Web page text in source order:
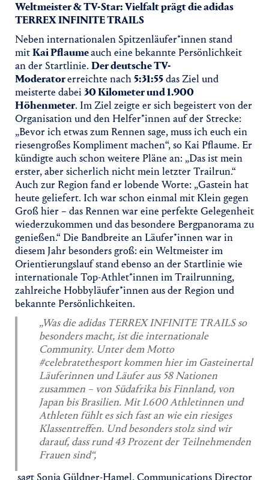
Weltmeister & TV-Star: Vielfalt prägt die adidas
TERREX INFINITE TRAILS
Neben internationalen Spitzenläufer*innen stand
mitKai Pflaumeauch eine bekannte Persönlichkeit
an der Startlinie. Der deutsche TV-
Moderatorerreichte nach5:31:55das Ziel und
meisterte dabei30 Kilometer und 1.900
Höhenmeter. Im Ziel zeigte er sich begeistert von der
Organisation und den Helfer*innen auf der Strecke:
„Bevor ich etwas zum Rennen sage, muss ich euch ein
riesengroßes Kompliment machen“, so Kai Pflaume. Er
kündigte auch schon weitere Pläne an: „Das ist mein
erster, aber sicherlich nicht mein letzter Trailrun.“
Auch zur Region fand er lobende Worte: „Gastein hat
heute geliefert. Ich war schon einmal mit Klein gegen
Groß hier – das Rennen war eine perfekte Gelegenheit
wiederzukommen und das besondere Bergpanorama zu
genießen.“ Die Bandbreite an Läufer*innen war in
diesem Jahr besonders groß: ein Weltmeister im
Orientierungslauf stand ebenso an der Startlinie wie
internationale Top-Athlet*innen im Trailrunning,
zahlreiche Hobbyläufer*innen aus der Region und
bekannte Persönlichkeiten.
„Was die adidas TERREX INFINITE TRAILS so
besonders macht, ist die internationale
Community. Unter dem Motto
#celebratethesport kommen hier im Gasteinertal
Läuferinnen und Läufer aus 58 Nationen
zusammen – von Südafrika bis Finnland, von
Japan bis Brasilien. Mit 1.600 Athletinnen und
Athleten fühlt es sich fast an wie ein riesiges
Klassentreffen. Und besonders stolz sind wir
darauf, dass rund 43 Prozent der Teilnehmenden
Frauen sind“,
sagt Sonja Güldner-Hamel, Communications Director